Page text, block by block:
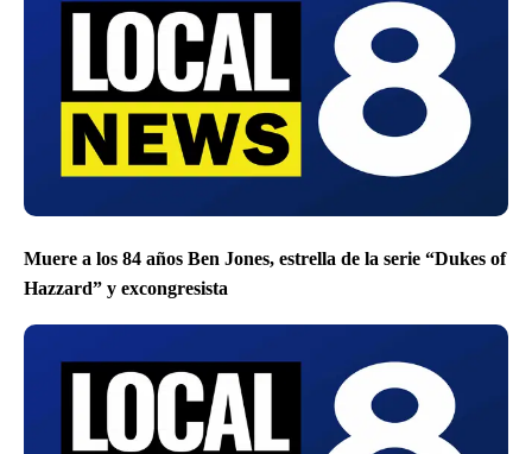
Muere a los 84 años Ben Jones, estrella de la serie “Dukes of
Hazzard” y excongresista